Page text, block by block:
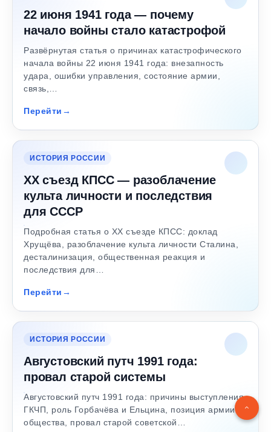
22 июня 1941 года — почему
начало войны стало катастрофой
Развёрнутая статья о причинах катастрофического
начала войны 22 июня 1941 года: внезапность
удара, ошибки управления, состояние армии,
связь,…
Перейти
ИСТОРИЯ РОССИИ
XX съезд КПСС — разоблачение
культа личности и последствия
для СССР
Подробная статья о XX съезде КПСС: доклад
Хрущёва, разоблачение культа личности Сталина,
десталинизация, общественная реакция и
последствия для…
Перейти
ИСТОРИЯ РОССИИ
Августовский путч 1991 года:
провал старой системы
Августовский путч 1991 года: причины выступления
ГКЧП, роль Горбачёва и Ельцина, позиция армии и
общества, провал старой советской…